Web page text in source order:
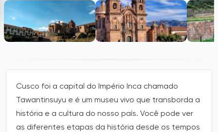
Cusco foi a capital do Império Inca chamado
Tawantinsuyu e é um museu vivo que transborda a
história e a cultura do nosso país. Você pode ver
as diferentes etapas da história desde os tempos